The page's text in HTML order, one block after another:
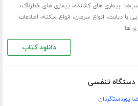
بیماری های کشنده،بیماری های خطرناک،
با دیابت، انواع سرطان، انواع سکته، اطلاعات
ها
دانلود کتاب
دستگاه تنفسی
پوردستگردان